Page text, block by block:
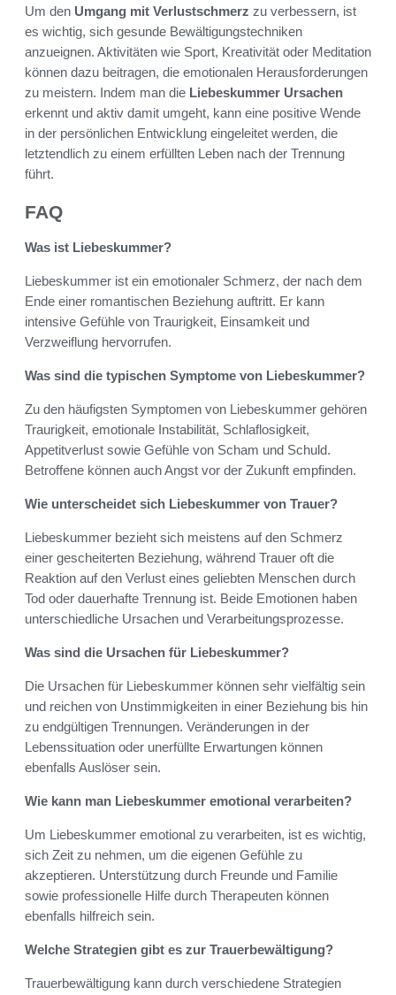
Um den Umgang mit Verlustschmerz zu verbessern, ist
es wichtig, sich gesunde Bewältigungstechniken
anzueignen. Aktivitäten wie Sport, Kreativität oder Meditation
können dazu beitragen, die emotionalen Herausforderungen
zu meistern. Indem man die Liebeskummer Ursachen
erkennt und aktiv damit umgeht, kann eine positive Wende
in der persönlichen Entwicklung eingeleitet werden, die
letztendlich zu einem erfüllten Leben nach der Trennung
führt.
FAQ
Was ist Liebeskummer?
Liebeskummer ist ein emotionaler Schmerz, der nach dem
Ende einer romantischen Beziehung auftritt. Er kann
intensive Gefühle von Traurigkeit, Einsamkeit und
Verzweiflung hervorrufen.
Was sind die typischen Symptome von Liebeskummer?
Zu den häufigsten Symptomen von Liebeskummer gehören
Traurigkeit, emotionale Instabilität, Schlaflosigkeit,
Appetitverlust sowie Gefühle von Scham und Schuld.
Betroffene können auch Angst vor der Zukunft empfinden.
Wie unterscheidet sich Liebeskummer von Trauer?
Liebeskummer bezieht sich meistens auf den Schmerz
einer gescheiterten Beziehung, während Trauer oft die
Reaktion auf den Verlust eines geliebten Menschen durch
Tod oder dauerhafte Trennung ist. Beide Emotionen haben
unterschiedliche Ursachen und Verarbeitungsprozesse.
Was sind die Ursachen für Liebeskummer?
Die Ursachen für Liebeskummer können sehr vielfältig sein
und reichen von Unstimmigkeiten in einer Beziehung bis hin
zu endgültigen Trennungen. Veränderungen in der
Lebenssituation oder unerfüllte Erwartungen können
ebenfalls Auslöser sein.
Wie kann man Liebeskummer emotional verarbeiten?
Um Liebeskummer emotional zu verarbeiten, ist es wichtig,
sich Zeit zu nehmen, um die eigenen Gefühle zu
akzeptieren. Unterstützung durch Freunde und Familie
sowie professionelle Hilfe durch Therapeuten können
ebenfalls hilfreich sein.
Welche Strategien gibt es zur Trauerbewältigung?
Trauerbewältigung kann durch verschiedene Strategien